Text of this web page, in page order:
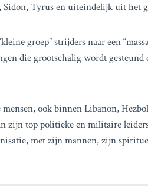
Tyrus en uiteindelijk uit het
groep” strijders naar een
die grootschalig wordt
ook binnen Libanon,
zijn top politieke en militaire
met zijn mannen, zijn